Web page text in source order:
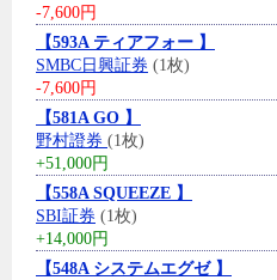
-7,600円
【593A ティアフォー 】
SMBC日興証券 (1枚)
-7,600円
【581A GO 】
野村證券 (1枚)
+51,000円
【558A SQUEEZE 】
SBI証券 (1枚)
+14,000円
【548A システムエグゼ 】